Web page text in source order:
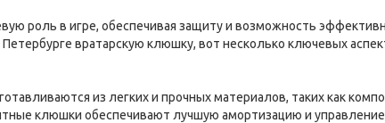
роль в игре, обеспечивая защиту и возможность
вратарскую клюшку, вот несколько ключевых
из легких и прочных материалов, таких как
клюшки обеспечивают лучшую амортизацию и